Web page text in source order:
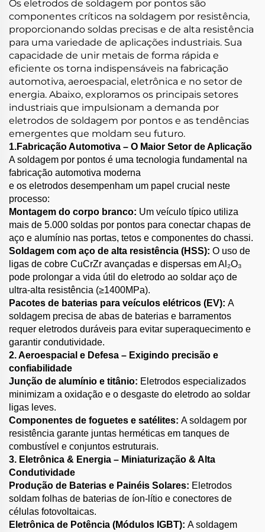
Os eletrodos de soldagem por pontos são
componentes críticos na soldagem por resistência,
proporcionando soldas precisas e de alta resistência
para uma variedade de aplicações industriais. Sua
capacidade de unir metais de forma rápida e
eficiente os torna indispensáveis na fabricação
automotiva, aeroespacial, eletrônica e no setor de
energia. Abaixo, exploramos os principais setores
industriais que impulsionam a demanda por
eletrodos de soldagem por pontos e as tendências
emergentes que moldam seu futuro.
1.Fabricação Automotiva – O Maior Setor de Aplicação
A soldagem por pontos é uma tecnologia fundamental na
fabricação automotiva moderna
e os eletrodos desempenham um papel crucial neste
processo:
Montagem do corpo branco: Um veículo típico utiliza
mais de 5.000 soldas por pontos para conectar chapas de
aço e alumínio nas portas, tetos e componentes do chassi.
Soldagem com aço de alta resistência (HSS): O uso de
ligas de cobre CuCrZr avançadas e dispersas em Al₂O₃
pode prolongar a vida útil do eletrodo ao soldar aço de
ultra-alta resistência (≥1400MPa).
Pacotes de baterias para veículos elétricos (EV): A
soldagem precisa de abas de baterias e barramentos
requer eletrodos duráveis para evitar superaquecimento e
garantir condutividade.
2. Aeroespacial e Defesa – Exigindo precisão e
confiabilidade
Junção de alumínio e titânio: Eletrodos especializados
minimizam a oxidação e o desgaste do eletrodo ao soldar
ligas leves.
Componentes de foguetes e satélites: A soldagem por
resistência garante juntas herméticas em tanques de
combustível e conjuntos estruturais.
3. Eletrônica & Energia – Miniaturização & Alta
Condutividade
Produção de Baterias e Painéis Solares: Eletrodos
soldam folhas de baterias de íon-lítio e conectores de
células fotovoltaicas.
Eletrônica de Potência (Módulos IGBT): A soldagem